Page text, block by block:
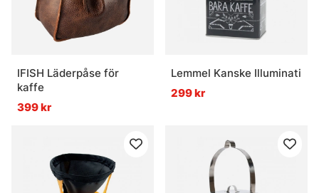
IFISH Läderpåse för
kaffe
399 kr
Lemmel Kanske Illuminati
299 kr